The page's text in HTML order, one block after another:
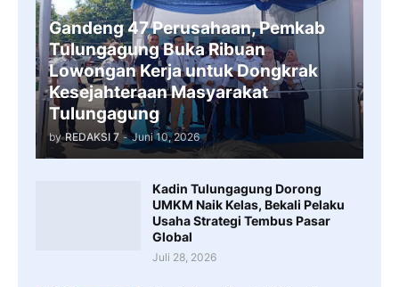
Gandeng 47 Perusahaan, Pemkab
Tulungagung Buka Ribuan
Lowongan Kerja untuk Dongkrak
Kesejahteraan Masyarakat
Tulungagung
by REDAKSI 7 - Juni 10, 2026
Kadin Tulungagung Dorong
UMKM Naik Kelas, Bekali Pelaku
Usaha Strategi Tembus Pasar
Global
Juli 28, 2026